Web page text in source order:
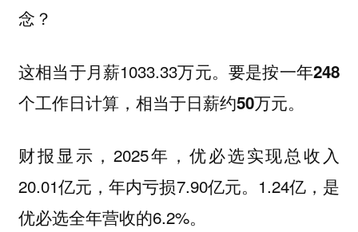
念？
这相当于月薪1033.33万元。要是按一年248
个工作日计算，相当于日薪约50万元。
财报显示，2025年，优必选实现总收入
20.01亿元，年内亏损7.90亿元。1.24亿，是
优必选全年营收的6.2%。